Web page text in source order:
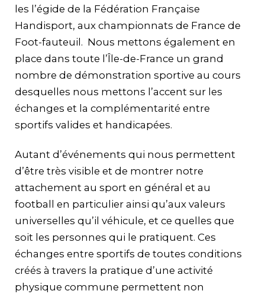
les l’égide de la Fédération Française
Handisport, aux championnats de France de
Foot-fauteuil. Nous mettons également en
place dans toute l’Île-de-France un grand
nombre de démonstration sportive au cours
desquelles nous mettons l’accent sur les
échanges et la complémentarité entre
sportifs valides et handicapées.
Autant d’événements qui nous permettent
d’être très visible et de montrer notre
attachement au sport en général et au
football en particulier ainsi qu’aux valeurs
universelles qu’il véhicule, et ce quelles que
soit les personnes qui le pratiquent. Ces
échanges entre sportifs de toutes conditions
créés à travers la pratique d’une activité
physique commune permettent non